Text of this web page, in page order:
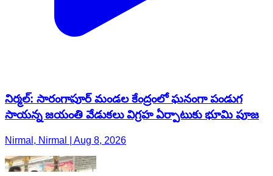
నిర్మల్: సారంగాపూర్ మండల కేంద్రంలో ఘనంగా పండుగ
సాయన్న జయంతి వేడుకలు విగ్రహ ఏర్పాటుకు భూమి పూజ
Nirmal, Nirmal | Aug 8, 2026